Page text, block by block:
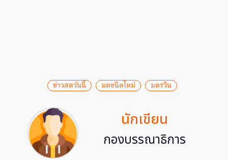
ข่าวสดวันนี้ มดชนิดใหม่ มดรวิน
นักเขียน
กองบรรณาธิการ